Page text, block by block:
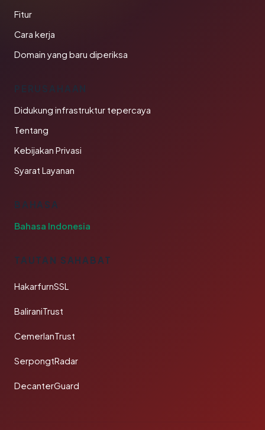
Fitur
Cara kerja
Domain yang baru diperiksa
PERUSAHAAN
Didukung infrastruktur tepercaya
Tentang
Kebijakan Privasi
Syarat Layanan
BAHASA
Bahasa Indonesia
TAUTAN SAHABAT
HakarfurnSSL
BaliraniTrust
CemerlanTrust
SerpongtRadar
DecanterGuard